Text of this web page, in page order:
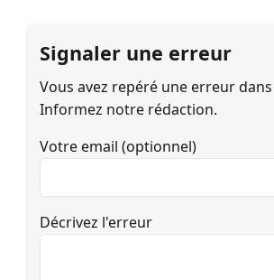
Signaler une erreur
Vous avez repéré une erreur
Informez notre rédaction.
Votre email (optionnel)
Décrivez l'erreur